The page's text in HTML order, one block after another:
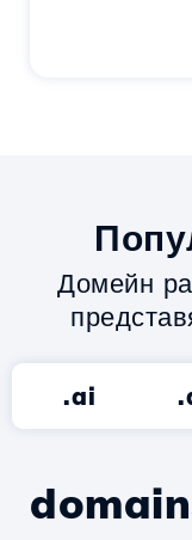
Домейн
.ai